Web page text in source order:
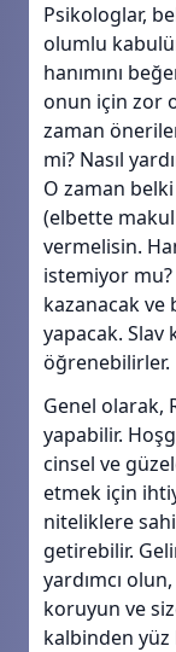
Psikologlar,
olumlu
hanımını
onun için zor
zaman
mi? Nasıl
O zaman
(elbette makul
vermelisin.
istemiyor
kazanacak
yapacak. Slav
öğrenebilirler.
Genel olarak,
yapabilir.
cinsel ve
etmek için
niteliklere
getirebilir.
yardımcı
koruyun ve
kalbinden